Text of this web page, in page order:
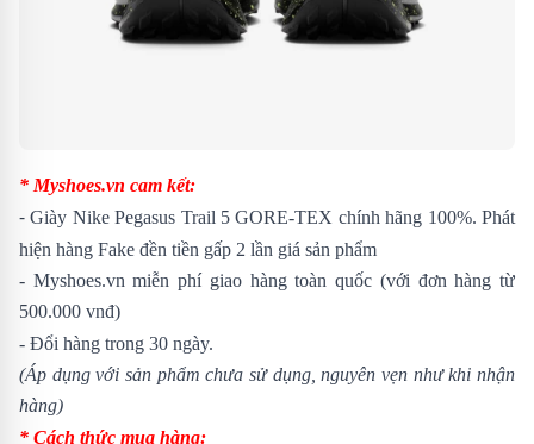
* Myshoes.vn cam kết:
-Giày Nike Pegasus Trail 5 GORE-TEX chính hãng 100%. Phát
hiện hàng Fake đền tiền gấp 2 lần giá sản phẩm
- Myshoes.vn miễn phí giao hàng toàn quốc (với đơn hàng từ
500.000 vnđ)
- Đổi hàng trong 30 ngày.
(Áp dụng với sản phẩm chưa sử dụng, nguyên vẹn như khi nhận
hàng)
* Cách thức mua hàng: